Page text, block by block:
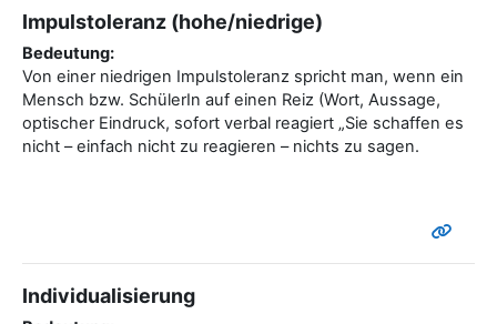
Impulstoleranz (hohe/niedrige)
Bedeutung:
Von einer niedrigen Impulstoleranz spricht man, wenn ein
Mensch bzw. SchülerIn auf einen Reiz (Wort, Aussage,
optischer Eindruck, sofort verbal reagiert „Sie schaffen es
nicht – einfach nicht zu reagieren – nichts zu sagen.
Individualisierung